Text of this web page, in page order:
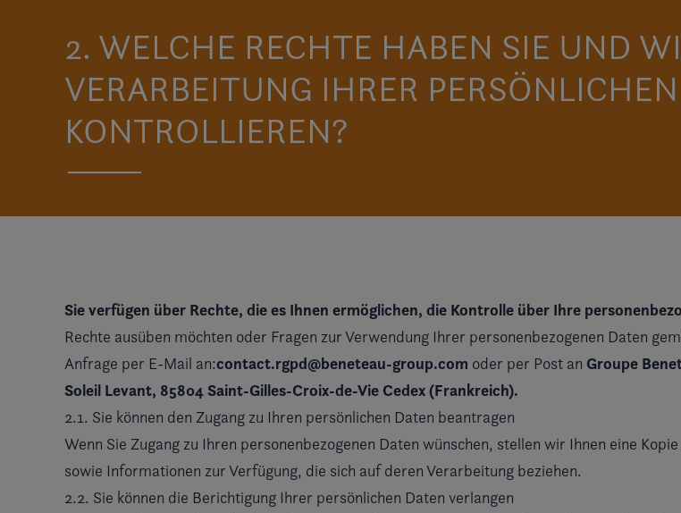
2. WELCHE RECHTE HABEN SIE UND
VERARBEITUNG IHRER
KONTROLLIEREN?
Sie verfügen über Rechte, die es Ihnen ermöglichen, die Kontrolle über Ihre
Rechte ausüben möchten oder Fragen zur Verwendung Ihrer personenbezogenen Daten
Anfrage per E-Mail an:contact.rgpd@beneteau-group.com oder per Post an Groupe
Soleil Levant, 85804 Saint-Gilles-Croix-de-Vie Cedex (Frankreich).
2.1. Sie können den Zugang zu Ihren persönlichen Daten beantragen
Wenn Sie Zugang zu Ihren personenbezogenen Daten wünschen, stellen wir Ihnen eine
sowie Informationen zur Verfügung, die sich auf deren Verarbeitung beziehen.
2.2. Sie können die Berichtigung Ihrer persönlichen Daten verlangen